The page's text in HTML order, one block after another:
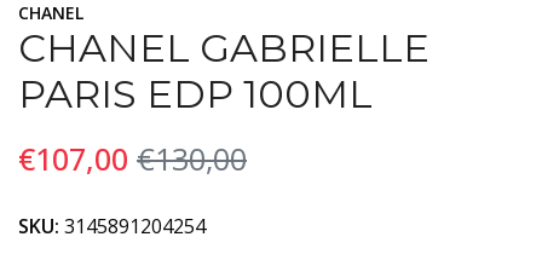
CHANEL
CHANEL GABRIELLE
PARIS EDP 100ML
€107,00 €130,00
SKU: 3145891204254